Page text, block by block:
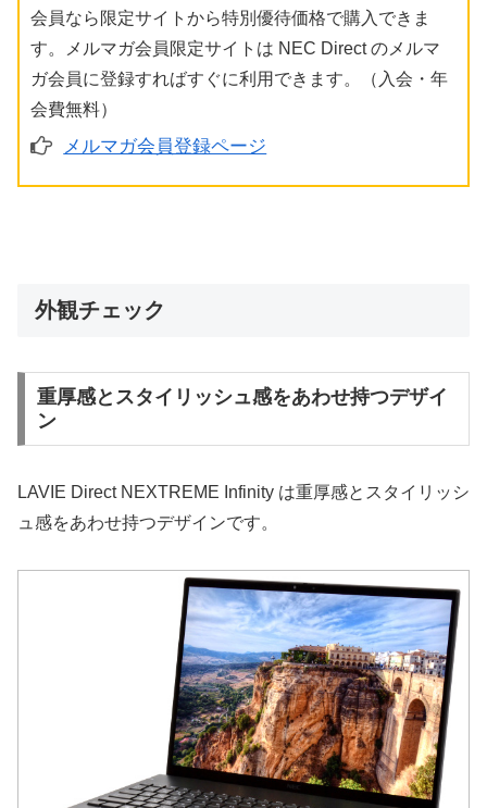
会員なら限定サイトから特別優待価格で購入できま
す。メルマガ会員限定サイトは NEC Direct のメルマ
ガ会員に登録すればすぐに利用できます。（入会・年
会費無料）
メルマガ会員登録ページ
外観チェック
重厚感とスタイリッシュ感をあわせ持つデザイ
ン
LAVIE Direct NEXTREME Infinity は重厚感とスタイリッシ
ュ感をあわせ持つデザインです。